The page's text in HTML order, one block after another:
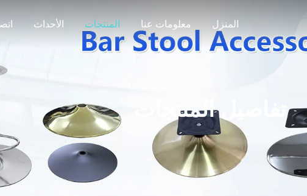
المنزل معلومات عنا المنتجات الأحداث
تفاصيل المنتجات